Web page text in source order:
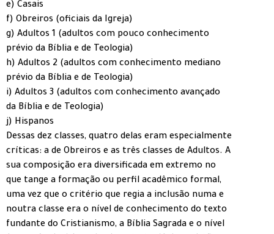
e) Casais
f) Obreiros (oficiais da Igreja)
g) Adultos 1 (adultos com pouco conhecimento
prévio da Bíblia e de Teologia)
h) Adultos 2 (adultos com conhecimento mediano
prévio da Bíblia e de Teologia)
i) Adultos 3 (adultos com conhecimento avançado
da Bíblia e de Teologia)
j) Hispanos
Dessas dez classes, quatro delas eram especialmente
críticas: a de Obreiros e as três classes de Adultos. A
sua composição era diversificada em extremo no
que tange a formação ou perfil acadêmico formal,
uma vez que o critério que regia a inclusão numa e
noutra classe era o nível de conhecimento do texto
fundante do Cristianismo, a Bíblia Sagrada e o nível